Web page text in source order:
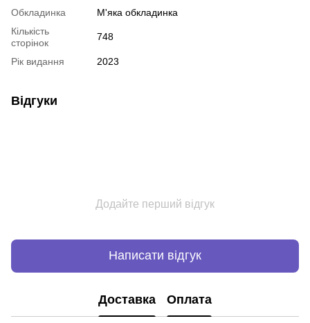
Обкладинка
М'яка обкладинка
Кількість
сторінок
748
Рік видання 2023
Відгуки
Додайте перший відгук
Написати відгук
Доставка Оплата